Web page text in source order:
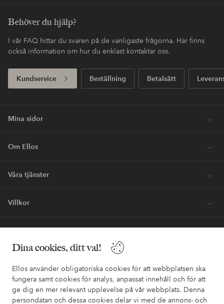
Dina cookies, ditt val!
Ellos använder obligatoriska cookies för att webbplatsen ska
fungera samt cookies för analys, anpassat innehåll och för att
ge dig en mer relevant upplevelse på vår webbplats. Denna
persondatan och dessa cookies delar vi med de annons- och
Behöver du hjälp?
I vår FAQ hittar du svaren på de vanligaste frågorna. Här finns
också information om hur du enklast kontaktar oss.
Kundservice Beställning Betalsätt
Mina sidor
Om Ellos
Våra tjänster
Villkor
Vänner
Säkra betalningar - Betala direkt eller dela upp